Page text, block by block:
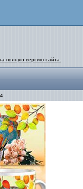
полную версию сайта.